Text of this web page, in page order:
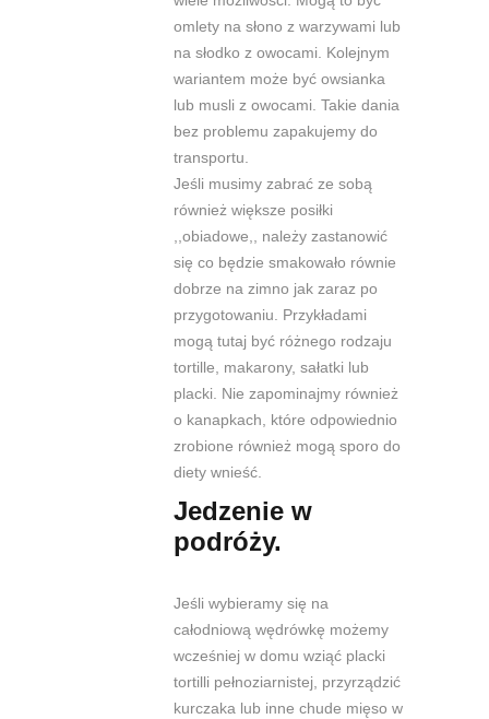
omlety na słono z warzywami lub
na słodko z owocami. Kolejnym
wariantem może być owsianka
lub musli z owocami. Takie dania
bez problemu zapakujemy do
transportu.
Jeśli musimy zabrać ze sobą
również większe posiłki
,,obiadowe,, należy zastanowić
się co będzie smakowało równie
dobrze na zimno jak zaraz po
przygotowaniu. Przykładami
mogą tutaj być różnego rodzaju
tortille, makarony, sałatki lub
placki. Nie zapominajmy również
o kanapkach, które odpowiednio
zrobione również mogą sporo do
diety wnieść.
Jedzenie w
podróży.
Jeśli wybieramy się na
całodniową wędrówkę możemy
wcześniej w domu wziąć placki
tortilli pełnoziarnistej, przyrządzić
kurczaka lub inne chude mięso w